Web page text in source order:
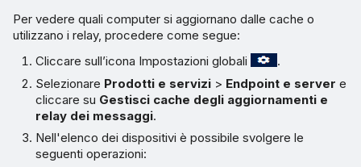
Per vedere quali computer si aggiornano dalle cache o
utilizzano i relay, procedere come segue:
Cliccare sull’icona Impostazioni globali
.
Selezionare Prodotti e servizi > Endpoint e server e
cliccare su Gestisci cache degli aggiornamenti e
relay dei messaggi.
Nell'elenco dei dispositivi è possibile svolgere le
seguenti operazioni: